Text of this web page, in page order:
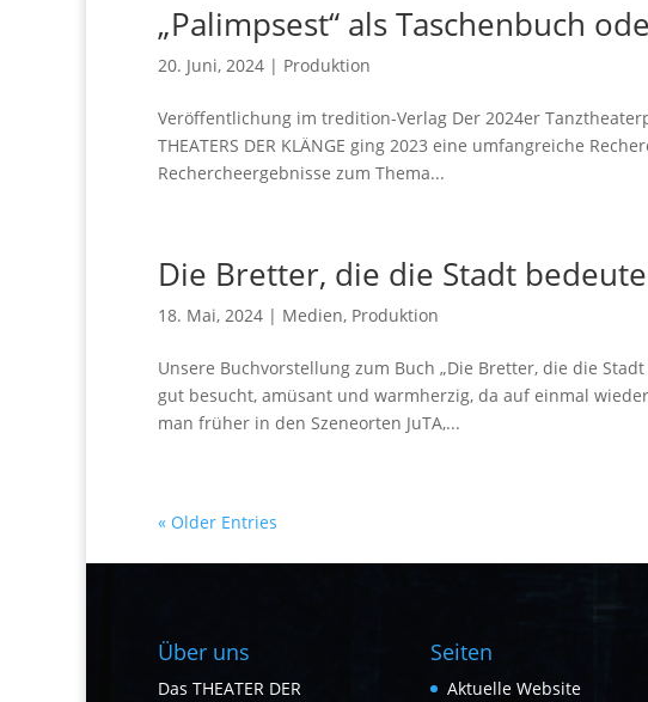
„Palimpsest“ als Taschenbuch
20. Juni, 2024 | Produktion
Veröffentlichung im tredition-Verlag Der 2024er
THEATERS DER KLÄNGE ging 2023 eine umfangreiche
Rechercheergebnisse zum Thema...
Die Bretter, die die Stadt
18. Mai, 2024 | Medien, Produktion
Unsere Buchvorstellung zum Buch „Die Bretter, die die
gut besucht, amüsant und warmherzig, da auf einmal
man früher in den Szeneorten JuTA,...
« Older Entries
Über uns
Das THEATER DER
Seiten
Aktuelle Website